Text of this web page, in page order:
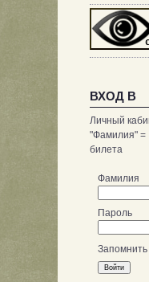
ВХОД В
Личный
"Фамилия" =
билета
Фамилия
Пароль